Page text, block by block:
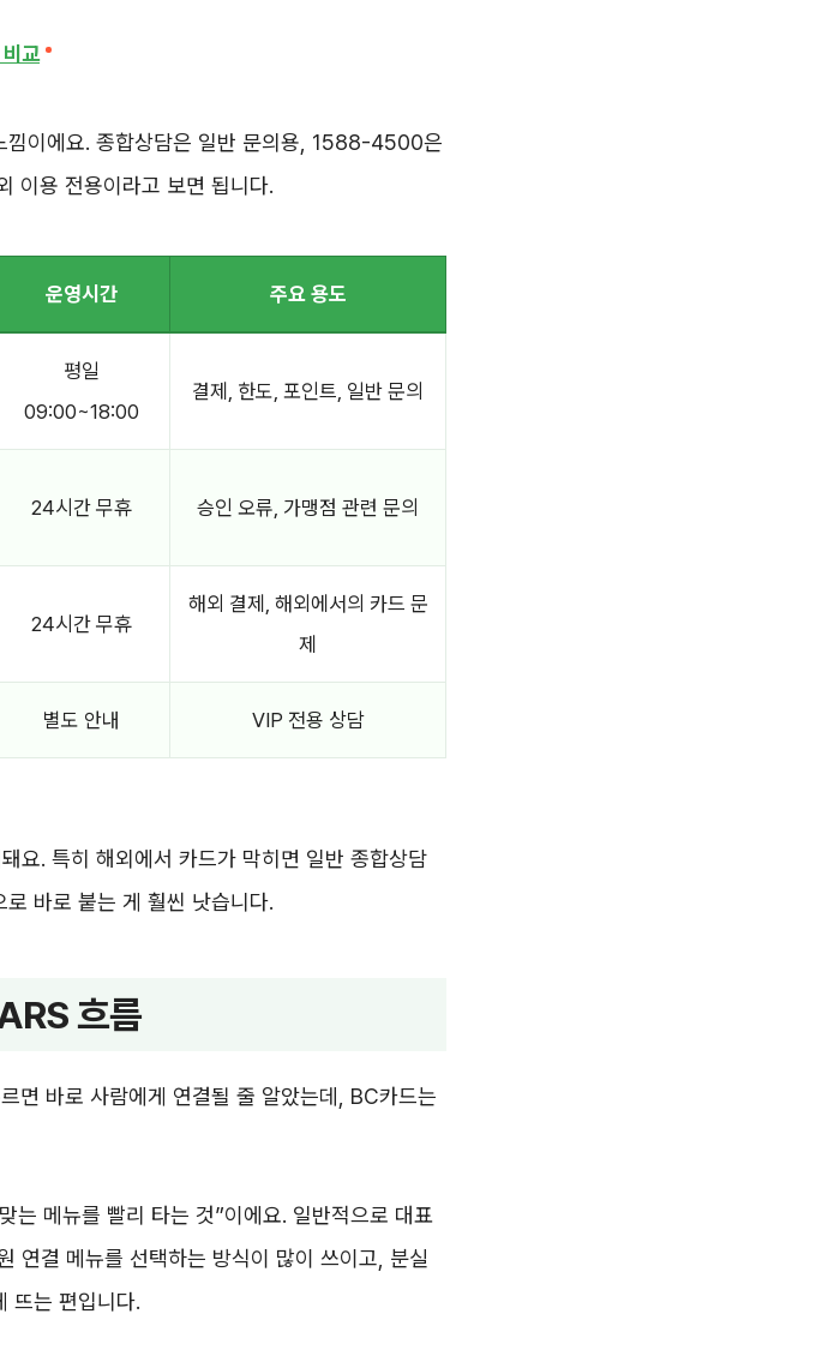
교
낌이에요. 종합상담은 일반 문의용, 1588-4500은
용 전용이라고 보면 됩니다.
운영시간 주요 용도
평일
09:00~18:00
결제, 한도, 포인트, 일반 문의
24시간 무휴 승인 오류, 가맹점 관련 문의
24시간 무휴
해외 결제, 해외에서의 카드 문
제
별도 안내 VIP 전용 상담
요. 특히 해외에서 카드가 막히면 일반 종합상담
바로 붙는 게 훨씬 낫습니다.
흐름
면 바로 사람에게 연결될 줄 알았는데, BC카드는
는 메뉴를 빨리 타는 것”이에요. 일반적으로 대표
연결 메뉴를 선택하는 방식이 많이 쓰이고, 분실
뜨는 편입니다.